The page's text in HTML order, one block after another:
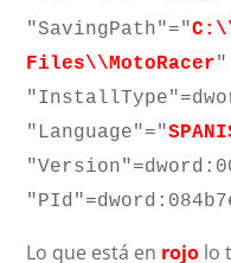
"SavingPath"="
Files\\MotoRacer"
"Language"="
Lo que está en rojo lo